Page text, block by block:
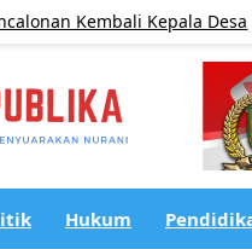
Kepala Desa
Hukum